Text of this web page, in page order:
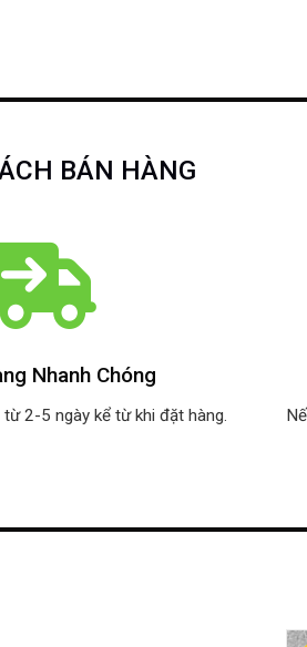
BÁN HÀNG
Nhanh Chóng
2-5 ngày kể từ khi đặt hàng.